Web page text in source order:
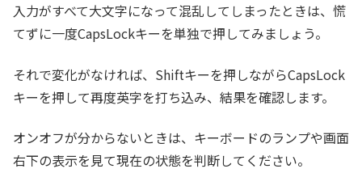
入力がすべて大文字になって混乱してしまったときは、慌
てずに一度CapsLockキーを単独で押してみましょう。
それで変化がなければ、Shiftキーを押しながらCapsLock
キーを押して再度英字を打ち込み、結果を確認します。
オンオフが分からないときは、キーボードのランプや画面
右下の表示を見て現在の状態を判断してください。